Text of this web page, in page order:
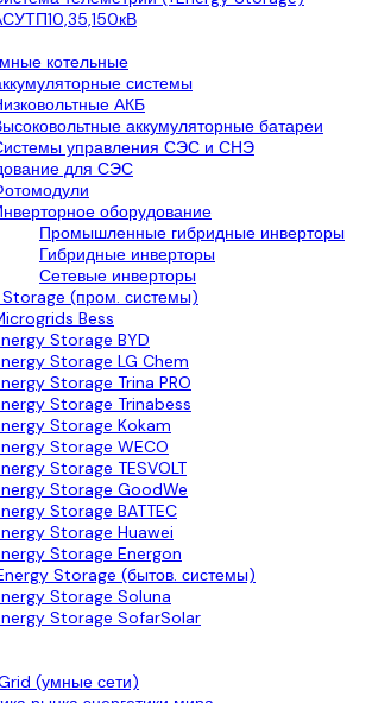
котельные
системы
АКБ
аккумуляторные батареи
управления СЭС и СНЭ
для СЭС
оборудование
Промышленные гибридные инверторы
Гибридные инверторы
Сетевые инверторы
(пром. системы)
Bess
Storage BYD
Storage LG Chem
Storage Trina PRO
Storage Trinabess
Storage Kokam
Storage WECO
Storage TESVOLT
Storage GoodWe
Storage BATTEC
Storage Huawei
Storage Energon
Storage (бытов. системы)
Storage Soluna
Storage SofarSolar
(умные сети)